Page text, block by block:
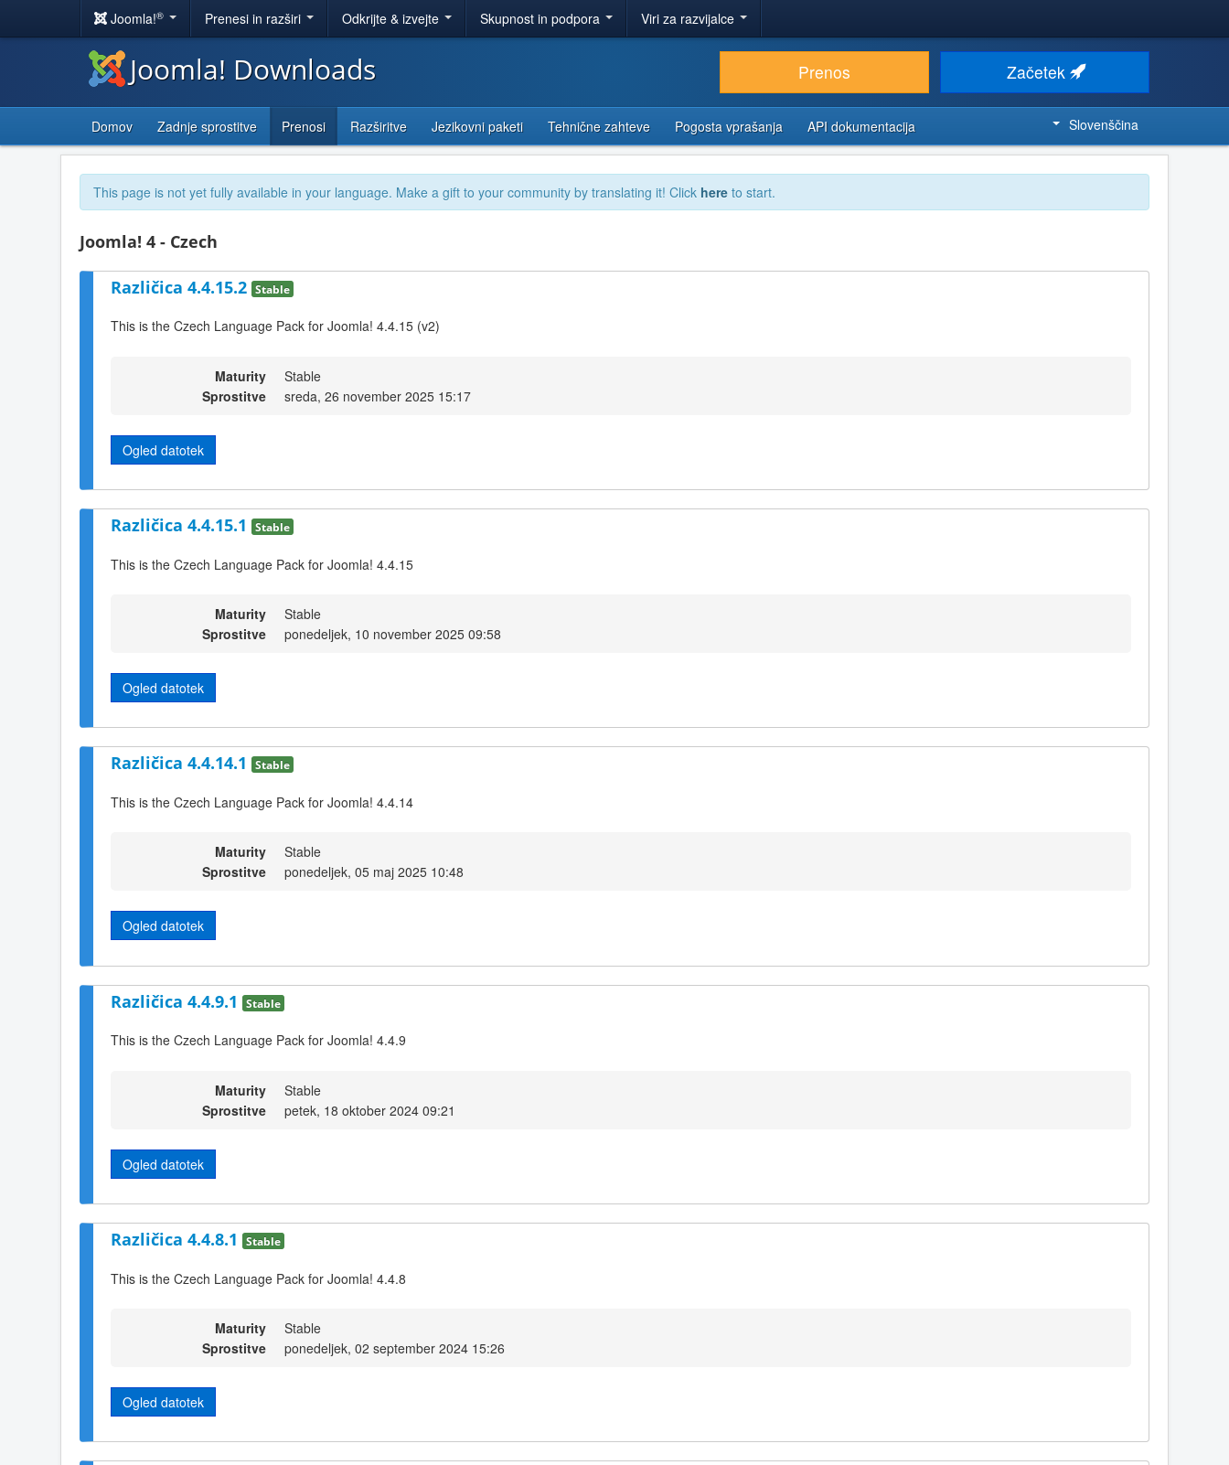
Joomla!® Prenesi in razširi Odkrijte & izvejte Skupnost in podpora Viri za razvijalce
Joomla! Downloads Prenos Začetek
Domov Zadnje sprostitve Prenosi Razširitve Jezikovni paketi Tehnične zahteve Pogosta vprašanja API dokumentacija Slovenščina
This page is not yet fully available in your language. Make a gift to your community by translating it! Click here to start.
Joomla! 4 - Czech
Različica 4.4.15.2 Stable
This is the Czech Language Pack for Joomla! 4.4.15 (v2)
Maturity
Stable
Sprostitve
sreda, 26 november 2025 15:17
Ogled datotek
Različica 4.4.15.1 Stable
This is the Czech Language Pack for Joomla! 4.4.15
Maturity
Stable
Sprostitve
ponedeljek, 10 november 2025 09:58
Ogled datotek
Različica 4.4.14.1 Stable
This is the Czech Language Pack for Joomla! 4.4.14
Maturity
Stable
Sprostitve
ponedeljek, 05 maj 2025 10:48
Ogled datotek
Različica 4.4.9.1 Stable
This is the Czech Language Pack for Joomla! 4.4.9
Maturity
Stable
Sprostitve
petek, 18 oktober 2024 09:21
Ogled datotek
Različica 4.4.8.1 Stable
This is the Czech Language Pack for Joomla! 4.4.8
Maturity
Stable
Sprostitve
ponedeljek, 02 september 2024 15:26
Ogled datotek